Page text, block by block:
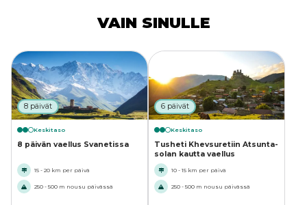
VAIN SINULLE
8 päivät
Keskitaso
8 päivän vaellus Svanetissa
15 - 20 km per päivä
250 - 500 m nousu päivässä
6 päivät
Keskitaso
Tusheti Khevsuretiin Atsunta-
solan kautta vaellus
10 - 15 km per päivä
250 - 500 m nousu päivässä